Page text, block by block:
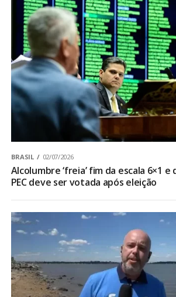
BRASIL 02/07/2026
Alcolumbre ‘freia’ fim da escala 6×1 e
PEC deve ser votada após eleição